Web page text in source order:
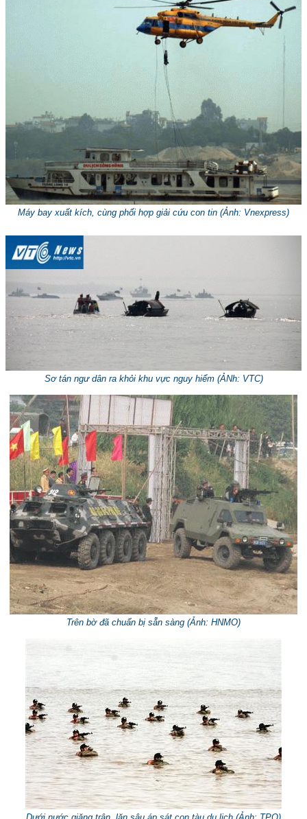
Máy bay xuất kích, cùng phối hợp giải cứu con tin (Ảnh: Vnexpress)
Sơ tán ngư dân ra khỏi khu vực nguy hiểm (ẢNh: VTC)
Trên bờ đã chuẩn bị sẵn sàng (Ảnh: HNMO)